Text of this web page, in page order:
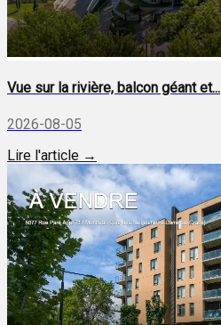
Vue sur la rivière, balcon géant et...
2026-08-05
Lire l'article →